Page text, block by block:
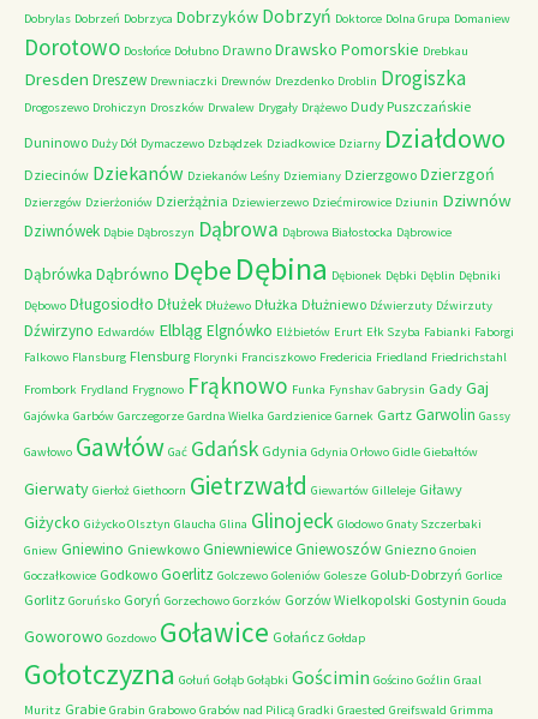
Dobrylas Dobrzeń Dobrzyca Dobrzyków Dobrzyń Doktorce Dolna Grupa Domaniew
Dorotowo Dosłońce Dołubno Drawno Drawsko Pomorskie Drebkau
Dresden Dreszew Drewniaczki Drewnów Drezdenko Droblin Drogiszka
Drogoszewo Drohiczyn Droszków Drwalew Drygały Drążewo Dudy Puszczańskie
Duninowo Duży Dół Dymaczewo Dzbądzek Dziadkowice Dziarny Działdowo
Dziecinów Dziekanów Dziekanów Leśny Dziemiany Dzierzgowo Dzierzgoń
Dzierzgów Dzierżoniów Dzierżążnia Dziewierzewo Dziećmirowice Dziunin Dziwnów
Dziwnówek Dąbie Dąbroszyn Dąbrowa Dąbrowa Białostocka Dąbrowice
Dąbrówka Dąbrówno Dębe Dębina Dębionek Dębki Dęblin Dębniki
Dębowo Długosiodło Dłużek Dłużewo Dłużka Dłużniewo Dźwierzuty Dźwirzuty
Dźwirzyno Edwardów Elbląg Elgnówko Elżbietów Erurt Ełk Szyba Fabianki Faborgi
Falkowo Flansburg Flensburg Florynki Franciszkowo Fredericia Friedland Friedrichstahl
Frombork Frydland Frygnowo Frąknowo Funka Fynshav Gabrysin Gady Gaj
Gajówka Garbów Garczegorze Gardna Wielka Gardzienice Garnek Gartz Garwolin Gassy
Gawłowo Gawłów Gać Gdańsk Gdynia Gdynia Orłowo Gidle Giebałtów
Gierwaty Gierłoż Giethoorn Gietrzwałd Giewartów Gilleleje Giławy
Giżycko Giżycko Olsztyn Glaucha Glina Glinojeck Glodowo Gnaty Szczerbaki
Gniew Gniewino Gniewkowo GniewniewiceGniewoszów Gniezno Gnoien
Goczałkowice Godkowo Goerlitz Golczewo Goleniów Golesze Golub-Dobrzyń Gorlice
Gorlitz Goruńsko Goryń Gorzechowo Gorzków Gorzów Wielkopolski Gostynin Gouda
Goworowo Gozdowo Goławice Gołańcz Gołdap
Gołotczyzna Gołuń Gołąb Gołąbki Gościmin Gościno Goźlin Graal
Muritz Grabie Grabin Grabowo Grabów nad Pilicą Gradki Graested Greifswald Grimma